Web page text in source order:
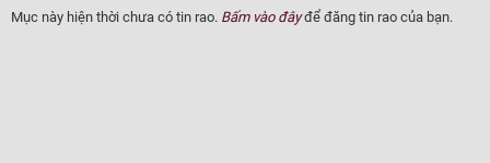
Mục này hiện thời chưa có tin rao. Bấm vào đâyđể đăng tin rao của bạn.